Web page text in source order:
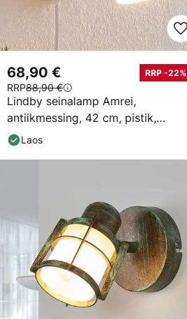
Lindby seinalamp Amrei,
antiikmessing, 42 cm, pistik,
timmitav
68,90 € RRP -22%
RRP88,90 €
Laos